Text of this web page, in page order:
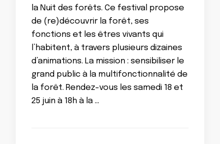
la Nuit des forêts. Ce festival propose
de (re)découvrir la forêt, ses
fonctions et les êtres vivants qui
l’habitent, à travers plusieurs dizaines
d’animations. La mission : sensibiliser le
grand public à la multifonctionnalité de
la forêt. Rendez-vous les samedi 18 et
25 juin à 18h à la …